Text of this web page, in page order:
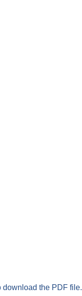
download the PDF file.